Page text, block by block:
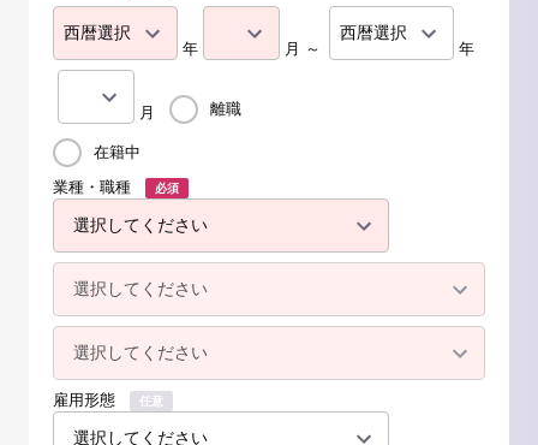
年 月 ～ 年
月 離職
在籍中
業種・職種
必須
雇用形態 任意